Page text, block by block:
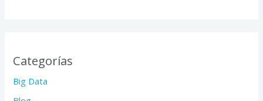
Categorías
Big Data